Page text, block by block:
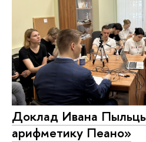
Доклад Ивана
арифметику Пеано»